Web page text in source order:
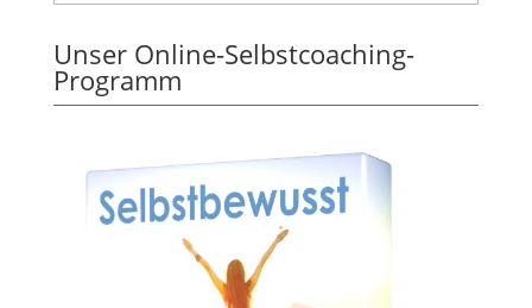
Unser Online-Selbstcoaching-
Programm